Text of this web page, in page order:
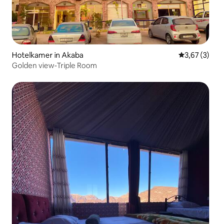
Hotelkamer in Akaba
3,67 (3)
Golden view-Triple Room